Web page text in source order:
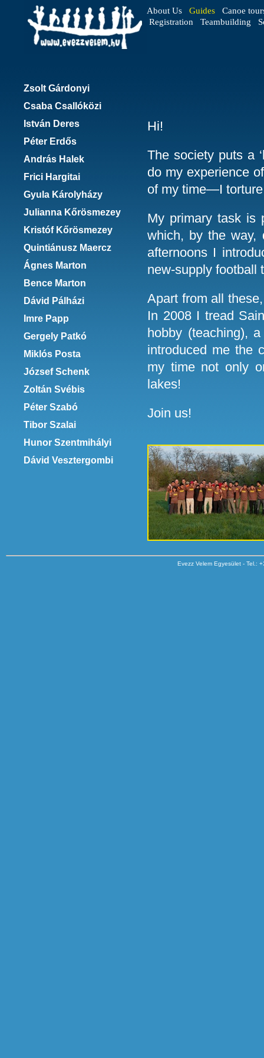
About Us Guides
Canoe
Registration
Teambuilding
Zsolt Gárdonyi
Csaba Csallóközi
István Deres
Péter Erdős
András Halek
Frici Hargitai
Gyula Károlyházy
Julianna Kőrösmezey
Kristóf Kőrösmezey
Quintiánusz Maercz
Ágnes Marton
Bence Marton
Dávid Pálházi
Imre Papp
Gergely Patkó
Miklós Posta
József Schenk
Zoltán Svébis
Péter Szabó
Tibor Szalai
Hunor Szentmihályi
Dávid Vesztergombi
Hi!
The society puts a
do my experience
of my time—I
My primary task is
which, by the way,
afternoons I
new-supply football
Apart from all
In 2008 I tread
hobby (teaching),
introduced me the
my time not only
lakes!
Join us!
Evezz Velem Egyesület - Tel.: